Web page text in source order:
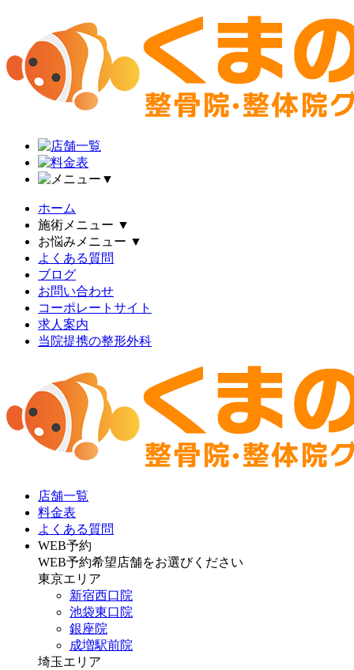
▼
ホーム
施術メニュー ▼
お悩みメニュー ▼
よくある質問
ブログ
お問い合わせ
コーポレートサイト
求人案内
当院提携の整形外科
店舗一覧
料金表
よくある質問
WEB予約
WEB予約希望店舗をお選びください
東京エリア
新宿西口院
池袋東口院
銀座院
成増駅前院
埼玉エリア